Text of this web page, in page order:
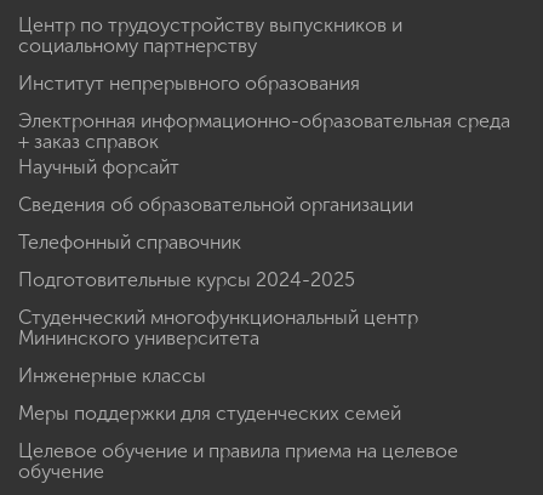
Центр по трудоустройству выпускников и
социальному партнерству
Институт непрерывного образования
Электронная информационно-образовательная среда
+ заказ справок
Научный форсайт
Сведения об образовательной организации
Телефонный справочник
Подготовительные курсы 2024-2025
Студенческий многофункциональный центр
Мининского университета
Инженерные классы
Меры поддержки для студенческих семей
Целевое обучение и правила приема на целевое
обучение